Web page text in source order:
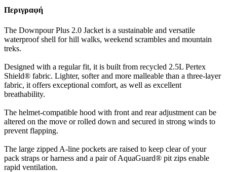
Περιγραφή
The Downpour Plus 2.0 Jacket is a sustainable and versatile
waterproof shell for hill walks, weekend scrambles and mountain
treks.
Designed with a regular fit, it is built from recycled 2.5L Pertex
Shield® fabric. Lighter, softer and more malleable than a three-layer
fabric, it offers exceptional comfort, as well as excellent
breathability.
The helmet-compatible hood with front and rear adjustment can be
altered on the move or rolled down and secured in strong winds to
prevent flapping.
The large zipped A-line pockets are raised to keep clear of your
pack straps or harness and a pair of AquaGuard® pit zips enable
rapid ventilation.